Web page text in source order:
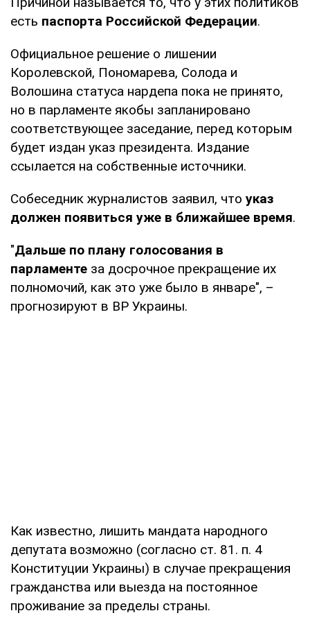
есть паспорта Российской Федерации.
Официальное решение о лишении
Королевской, Пономарева, Солода и
Волошина статуса нардепа пока не принято,
но в парламенте якобы запланировано
соответствующее заседание, перед которым
будет издан указ президента. Издание
ссылается на собственные источники.
Собеседник журналистов заявил, что указ
должен появиться уже в ближайшее время.
"Дальше по плану голосования в
парламенте за досрочное прекращение их
полномочий, как это уже было в январе", –
прогнозируют в ВР Украины.
Как известно, лишить мандата народного
депутата возможно (согласно ст. 81. п. 4
Конституции Украины) в случае прекращения
гражданства или выезда на постоянное
проживание за пределы страны.